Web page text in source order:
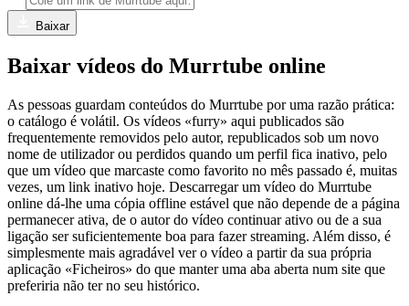
Baixar
Baixar vídeos do Murrtube online
As pessoas guardam conteúdos do Murrtube por uma razão prática:
o catálogo é volátil. Os vídeos «furry» aqui publicados são
frequentemente removidos pelo autor, republicados sob um novo
nome de utilizador ou perdidos quando um perfil fica inativo, pelo
que um vídeo que marcaste como favorito no mês passado é, muitas
vezes, um link inativo hoje. Descarregar um vídeo do Murrtube
online dá-lhe uma cópia offline estável que não depende de a página
permanecer ativa, de o autor do vídeo continuar ativo ou de a sua
ligação ser suficientemente boa para fazer streaming. Além disso, é
simplesmente mais agradável ver o vídeo a partir da sua própria
aplicação «Ficheiros» do que manter uma aba aberta num site que
preferiria não ter no seu histórico.